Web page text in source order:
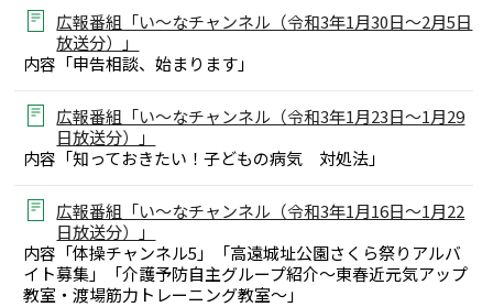
広報番組「い～なチャンネル（令和3年1月30日～2月5日
放送分）」
内容「申告相談、始まります」
広報番組「い～なチャンネル（令和3年1月23日～1月29
日放送分）」
内容「知っておきたい！子どもの病気 対処法」
広報番組「い～なチャンネル（令和3年1月16日～1月22
日放送分）」
内容「体操チャンネル5」「高遠城址公園さくら祭りアルバ
イト募集」「介護予防自主グループ紹介～東春近元気アップ
教室・渡場筋力トレーニング教室～」